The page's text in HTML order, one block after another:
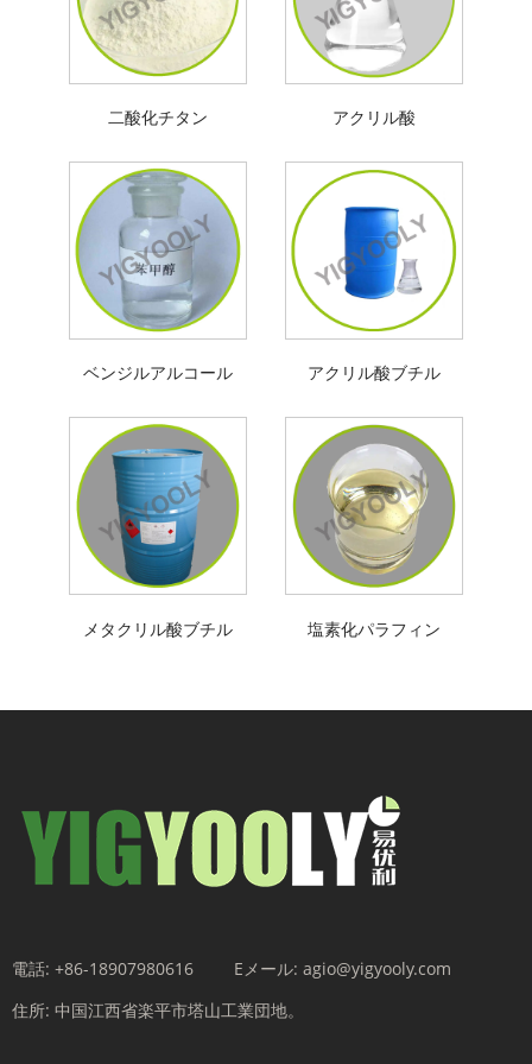
二酸化チタン アクリル酸
ベンジルアルコール アクリル酸ブチル
メタクリル酸ブチル 塩素化パラフィン
電話: +86-18907980616 Eメール: agio@yigyooly.com
住所: 中国江西省楽平市塔山工業団地。